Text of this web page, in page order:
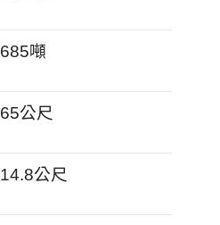
685噸
65公尺
14.8公尺